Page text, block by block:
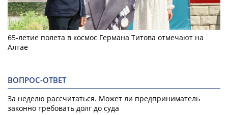
65-летие полета в космос Германа Титова отмечают на
Алтае
ВОПРОС-ОТВЕТ
За неделю рассчитаться. Может ли предприниматель
законно требовать долг до суда